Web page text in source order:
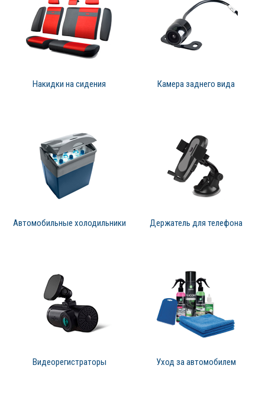
Накидки на сидения Камера заднего вида
Автомобильные холодильники Держатель для телефона
Видеорегистраторы Уход за автомобилем